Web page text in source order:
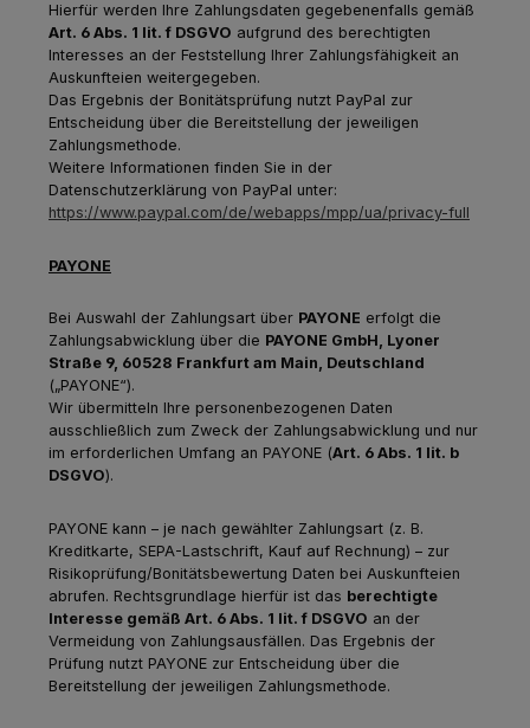
Hierfür werden Ihre Zahlungsdaten gegebenenfalls gemäß
Art. 6 Abs. 1 lit. f DSGVO aufgrund des berechtigten
Interesses an der Feststellung Ihrer Zahlungsfähigkeit an
Auskunfteien weitergegeben.
Das Ergebnis der Bonitätsprüfung nutzt PayPal zur
Entscheidung über die Bereitstellung der jeweiligen
Zahlungsmethode.
Weitere Informationen finden Sie in der
Datenschutzerklärung von PayPal unter:
https://www.paypal.com/de/webapps/mpp/ua/privacy-full
PAYONE
Bei Auswahl der Zahlungsart über PAYONE erfolgt die
Zahlungsabwicklung über die PAYONE GmbH, Lyoner
Straße 9, 60528 Frankfurt am Main, Deutschland
(„PAYONE“).
Wir übermitteln Ihre personenbezogenen Daten
ausschließlich zum Zweck der Zahlungsabwicklung und nur
im erforderlichen Umfang an PAYONE (Art. 6 Abs. 1 lit. b
DSGVO).
PAYONE kann – je nach gewählter Zahlungsart (z. B.
Kreditkarte, SEPA-Lastschrift, Kauf auf Rechnung) – zur
Risikoprüfung/Bonitätsbewertung Daten bei Auskunfteien
abrufen. Rechtsgrundlage hierfür ist das berechtigte
Interesse gemäß Art. 6 Abs. 1 lit. f DSGVO an der
Vermeidung von Zahlungsausfällen. Das Ergebnis der
Prüfung nutzt PAYONE zur Entscheidung über die
Bereitstellung der jeweiligen Zahlungsmethode.